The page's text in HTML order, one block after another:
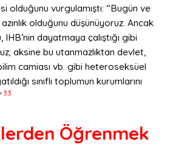
olduğunu vurgulamıştı: “Bugün ve
olduğunu düşünüyoruz. Ancak
IHB’nin dayatmaya çalıştığı gibi
aksine bu utanmazlıktan devlet,
camiası vb. gibi heteroseksüel
sınıflı toplumun kurumlarını
33
Öğrenmek